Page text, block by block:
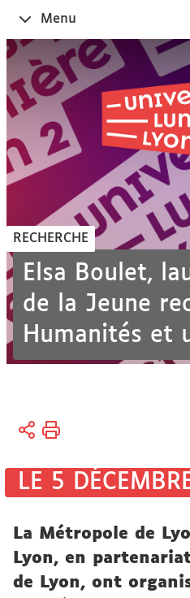
Ouvrir
le
Menu
RECHERCHE
Elsa Boulet,
de la Jeune
Humanités et
Vous
Accueil
Actualités
LE 5
La Métropole de
Lyon, en
de Lyon, ont